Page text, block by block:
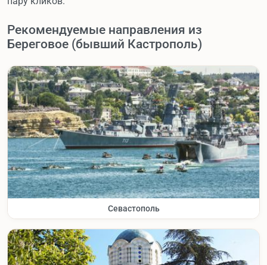
Рекомендуемые направления из
Береговое (бывший Кастрополь)
Севастополь